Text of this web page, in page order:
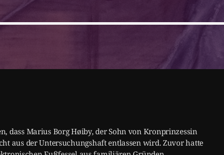
dass Marius Borg Høiby, der Sohn von Kronprinzessin
aus der Untersuchungshaft entlassen wird. Zuvor hatte